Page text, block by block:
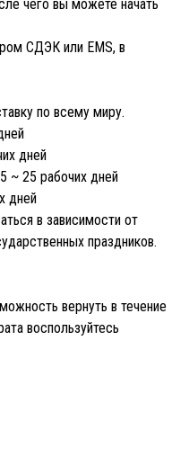
чего вы можете начать
СДЭК или EMS, в
по всему миру.
дней
~ 25 рабочих дней
дней
в зависимости от
праздников.
вернуть в течение
воспользуйтесь